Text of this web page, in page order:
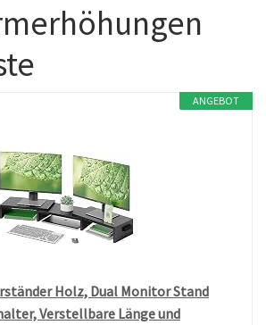
ANGEBOT
Holz, Dual Monitor Stand
Verstellbare Länge und